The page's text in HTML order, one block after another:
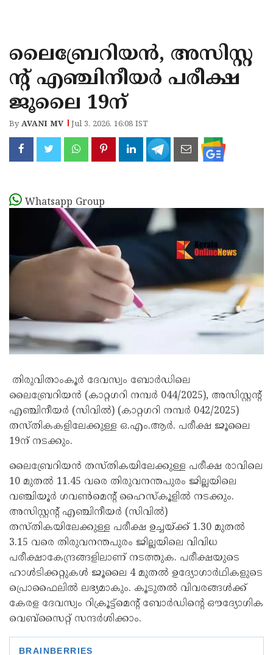
KANNUR
KASARAGOD
ലൈബ്രേറിയൻ, അസിസ്റ്റ
ന്റ് എഞ്ചിനീയർ പരീക്ഷ
ജൂലൈ 19ന്
ByAVANI MV Jul 3, 2026, 16:08 IST
Whatsapp Group
തിരുവിതാംകൂർ ദേവസ്വം ബോർഡിലെ
ലൈബ്രേറിയൻ (കാറ്റഗറി നമ്പർ 044/2025), അസിസ്റ്റന്റ്
എഞ്ചിനീയർ (സിവിൽ) (കാറ്റഗറി നമ്പർ 042/2025)
തസ്തികകളിലേക്കുള്ള ഒ.എം.ആർ. പരീക്ഷ ജൂലൈ
19ന് നടക്കും.
ലൈബ്രേറിയൻ തസ്തികയിലേക്കുള്ള പരീക്ഷ രാവിലെ
10 മുതൽ 11.45 വരെ തിരുവനന്തപുരം ജില്ലയിലെ
വഞ്ചിയൂർ ഗവൺമെന്റ് ഹൈസ്‌കൂളിൽ നടക്കും.
അസിസ്റ്റന്റ് എഞ്ചിനീയർ (സിവിൽ)
തസ്തികയിലേക്കുള്ള പരീക്ഷ ഉച്ചയ്ക്ക് 1.30 മുതൽ
3.15 വരെ തിരുവനന്തപുരം ജില്ലയിലെ വിവിധ
പരീക്ഷാകേന്ദ്രങ്ങളിലാണ് നടത്തുക. പരീക്ഷയുടെ
ഹാൾടിക്കറ്റുകൾ ജൂലൈ 4 മുതൽ ഉദ്യോഗാർഥികളുടെ
പ്രൊഫൈലിൽ ലഭ്യമാകും. കൂടുതൽ വിവരങ്ങൾക്ക്
കേരള ദേവസ്വം റിക്രൂട്ട്മെന്റ് ബോർഡിന്റെ ഔദ്യോഗിക
വെബ്‌സൈറ്റ് സന്ദർശിക്കാം.